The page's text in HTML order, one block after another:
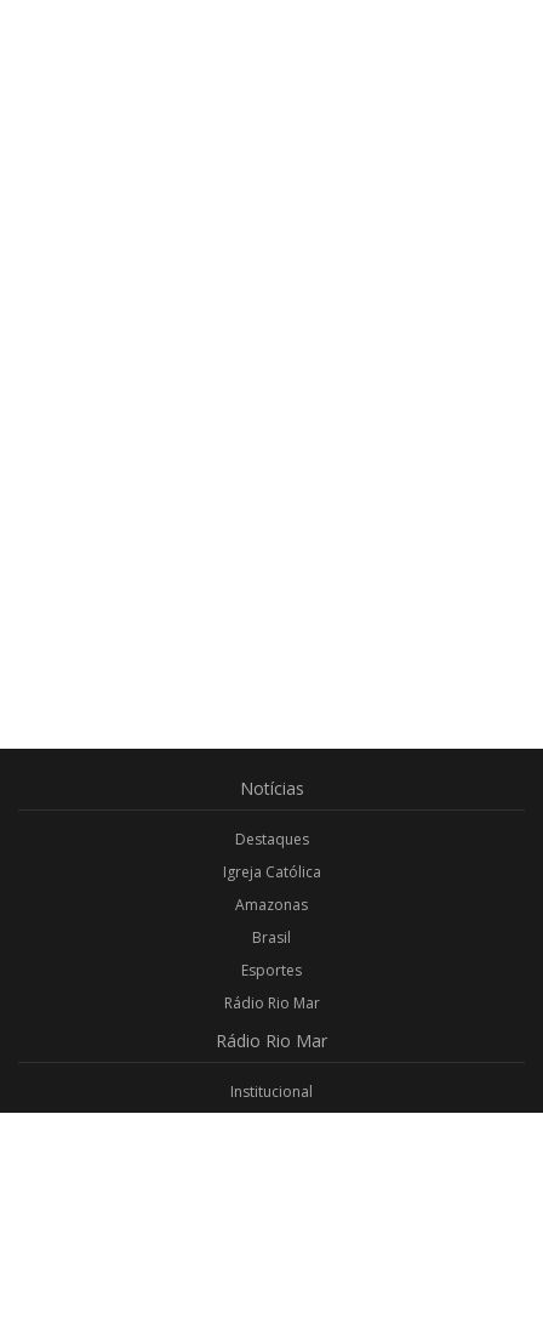
Notícias
Destaques
Igreja Católica
Amazonas
Brasil
Esportes
Rádio Rio Mar
Rádio Rio Mar
Institucional